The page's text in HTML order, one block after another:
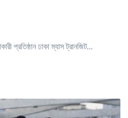
প্রতিষ্ঠান ঢাকা ম্যাস ট্রানজিট...